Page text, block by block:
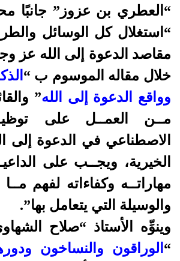
“العطري بن عزوز” جانبًا
“استغلال كل الوسائل
مقاصد الدعوة إلى الله عز
خلال مقاله الموسوم ب “
وواقع الدعوة إلى الله”
مــن العمــل على
الاصطناعي في الدعوة إلى
الخيرية، ويجــب على
مهاراتــه وكفاءاته لفهم
والوسيلة التي يتعامل بها”.
وينوِّه الأستاذ “صلاح
“ الوراقون والنساخون